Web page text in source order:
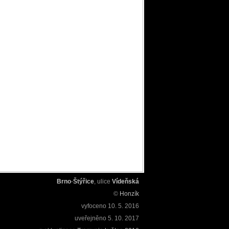
Brno-Štýřice, ulice Vídeňská
© Honzík
vyfoceno 10. 5. 2016
uveřejněno 5. 10. 2017